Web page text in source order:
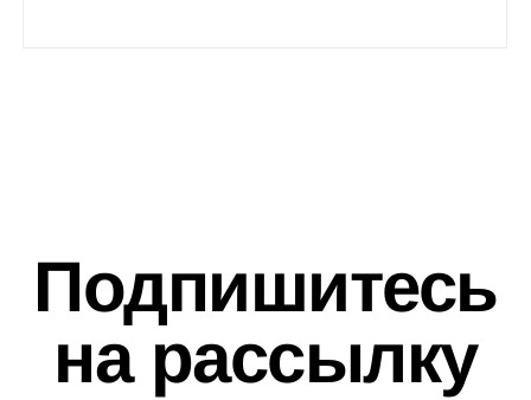
Подпишитесь
на рассылку